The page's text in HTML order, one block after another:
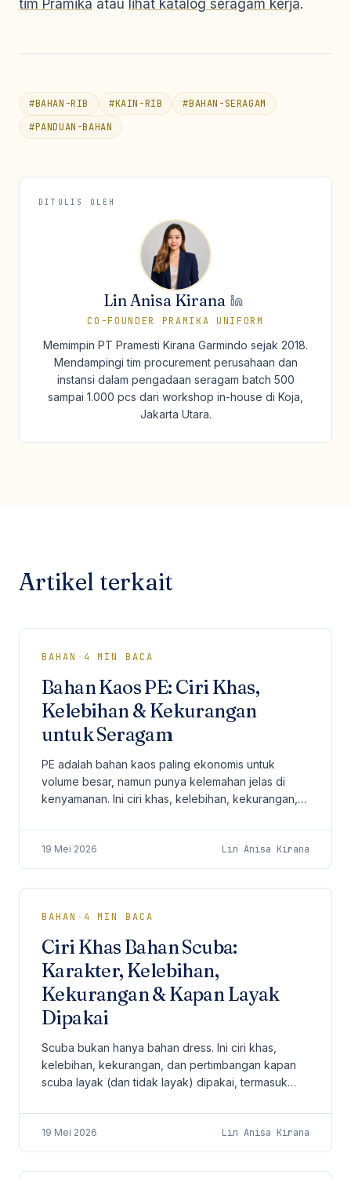
tim Pramika atau lihat katalog seragam kerja.
#BAHAN-RIB #KAIN-RIB #BAHAN-SERAGAM
#PANDUAN-BAHAN
DITULIS OLEH
Lin Anisa Kirana
CO-FOUNDER PRAMIKA UNIFORM
Memimpin PT Pramesti Kirana Garmindo sejak 2018.
Mendampingi tim procurement perusahaan dan
instansi dalam pengadaan seragam batch 500
sampai 1.000 pcs dari workshop in-house di Koja,
Jakarta Utara.
Artikel terkait
BAHAN · 4 MIN BACA
Bahan Kaos PE: Ciri Khas,
Kelebihan & Kekurangan
untuk Seragam
PE adalah bahan kaos paling ekonomis untuk
volume besar, namun punya kelemahan jelas di
kenyamanan. Ini ciri khas, kelebihan, kekurangan,
19 Mei 2026 Lin Anisa Kirana
BAHAN · 4 MIN BACA
Ciri Khas Bahan Scuba:
Karakter, Kelebihan,
Kekurangan & Kapan Layak
Dipakai
Scuba bukan hanya bahan dress. Ini ciri khas,
kelebihan, kekurangan, dan pertimbangan kapan
scuba layak (dan tidak layak) dipakai, termasuk
19 Mei 2026 Lin Anisa Kirana